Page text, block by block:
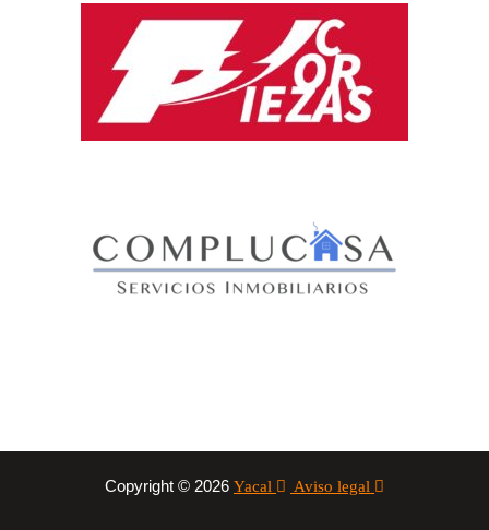
Copyright © 2026 Yacal Aviso legal